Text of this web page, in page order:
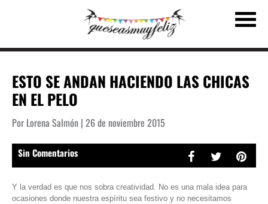
ESTO SE ANDAN HACIENDO LAS CHICAS
EN EL PELO
Por Lorena Salmón | 26 de noviembre 2015
Sin Comentarios
Y la verdad es que nos sobra creatividad. No es una mala idea para
ocasiones donde nuestra espíritu sea festivo y no necesitamos